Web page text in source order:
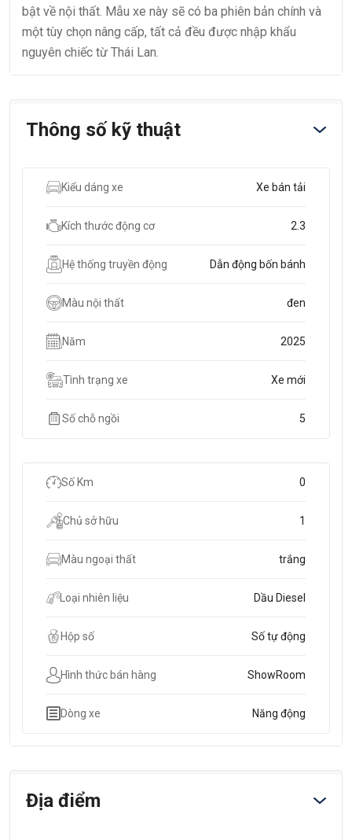
bật về nội thất. Mẫu xe này sẽ có ba phiên bản chính và
một tùy chọn nâng cấp, tất cả đều được nhập khẩu
nguyên chiếc từ Thái Lan.
Thông số kỹ thuật
Kiểu dáng xe Xe bán tải
Kích thước động cơ 2.3
Hệ thống truyền động Dẫn động bốn bánh
Màu nội thất đen
Năm 2025
Tình trạng xe Xe mới
Số chỗ ngồi 5
Số Km 0
Chủ sở hữu 1
Màu ngoại thất trắng
Loại nhiên liệu Dầu Diesel
Hộp số Số tự động
Hình thức bán hàng ShowRoom
Dòng xe Năng động
Địa điểm